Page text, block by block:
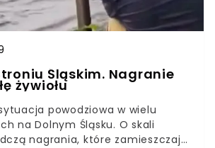
Śląskim. Nagranie
żywiołu
powodziowa w wielu
na Dolnym Śląsku. O skali
nagrania, które zamieszczają